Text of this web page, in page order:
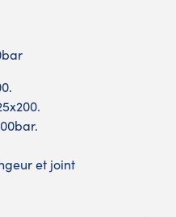
et joint